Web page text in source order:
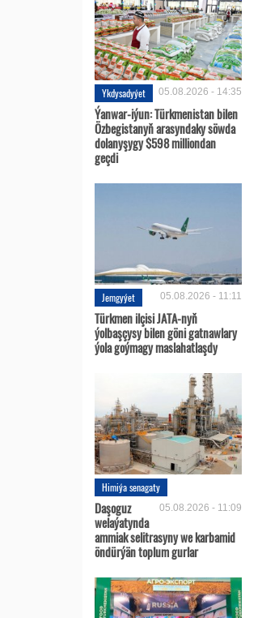
Ykdysadyýet 05.08.2026 - 14:35
Ýanwar-iýun: Türkmenistan bilen
Özbegistanyň arasyndaky söwda
dolanyşygy $598 milliondan
geçdi
Jemgyýet 05.08.2026 - 11:11
Türkmen ilçisi JATA-nyň
ýolbaşçysy bilen göni gatnawlary
ýola goýmagy maslahatlaşdy
Himiýa senagaty
05.08.2026 - 11:09
Daşoguz
welaýatynda
ammiak selitrasyny we karbamid
öndürýän toplum gurlar